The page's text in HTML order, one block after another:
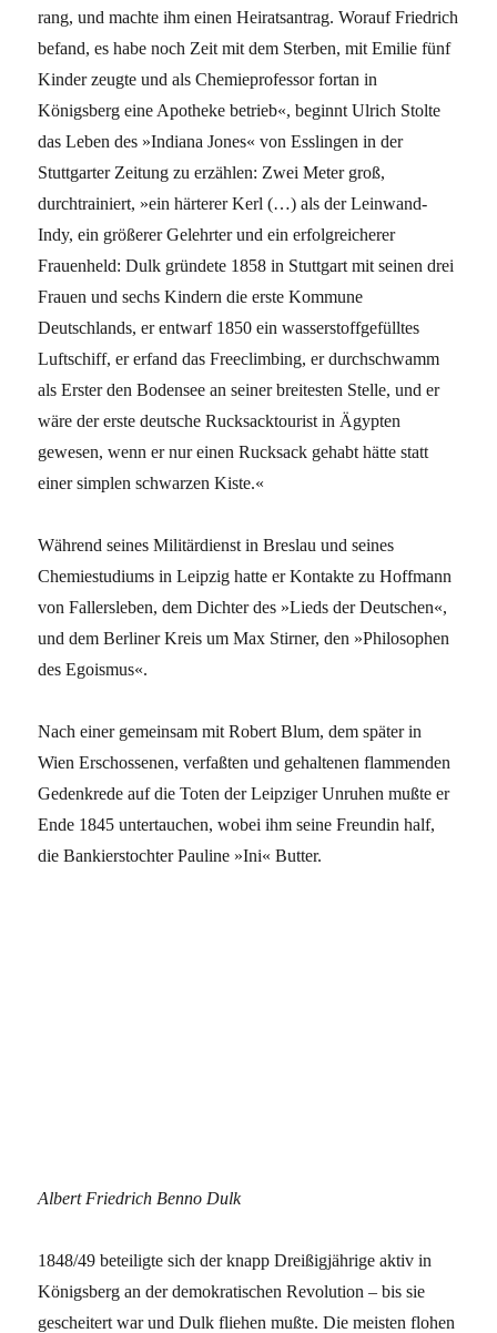
rang, und machte ihm einen Heiratsantrag. Worauf Friedrich
befand, es habe noch Zeit mit dem Sterben, mit Emilie fünf
Kinder zeugte und als Chemieprofessor fortan in
Königsberg eine Apotheke betrieb«, beginnt Ulrich Stolte
das Leben des »Indiana Jones« von Esslingen in der
Stuttgarter Zeitung zu erzählen: Zwei Meter groß,
durchtrainiert, »ein härterer Kerl (…) als der Leinwand-
Indy, ein größerer Gelehrter und ein erfolgreicherer
Frauenheld: Dulk gründete 1858 in Stuttgart mit seinen drei
Frauen und sechs Kindern die erste Kommune
Deutschlands, er entwarf 1850 ein wasserstoffgefülltes
Luftschiff, er erfand das Freeclimbing, er durchschwamm
als Erster den Bodensee an seiner breitesten Stelle, und er
wäre der erste deutsche Rucksacktourist in Ägypten
gewesen, wenn er nur einen Rucksack gehabt hätte statt
einer simplen schwarzen Kiste.«
Während seines Militärdienst in Breslau und seines
Chemiestudiums in Leipzig hatte er Kontakte zu Hoffmann
von Fallersleben, dem Dichter des »Lieds der Deutschen«,
und dem Berliner Kreis um Max Stirner, den »Philosophen
des Egoismus«.
Nach einer gemeinsam mit Robert Blum, dem später in
Wien Erschossenen, verfaßten und gehaltenen flammenden
Gedenkrede auf die Toten der Leipziger Unruhen mußte er
Ende 1845 untertauchen, wobei ihm seine Freundin half,
die Bankierstochter Pauline »Ini« Butter.
Albert Friedrich Benno Dulk
1848/49 beteiligte sich der knapp Dreißigjährige aktiv in
Königsberg an der demokratischen Revolution – bis sie
gescheitert war und Dulk fliehen mußte. Die meisten flohen